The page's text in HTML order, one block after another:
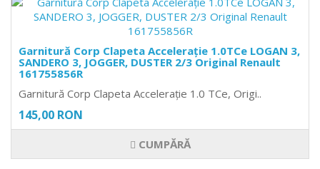
Garnitură Corp Clapeta Accelerație 1.0TCe LOGAN 3,
SANDERO 3, JOGGER, DUSTER 2/3 Original Renault
161755856R
Garnitură Corp Clapeta Accelerație 1.0 TCe, Origi..
145,00 RON
CUMPĂRĂ